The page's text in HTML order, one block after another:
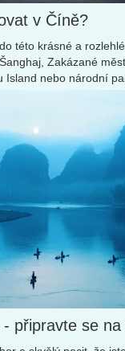
v Číně?
této krásné a
Zakázané
Island nebo národní
které se vám
připravte se